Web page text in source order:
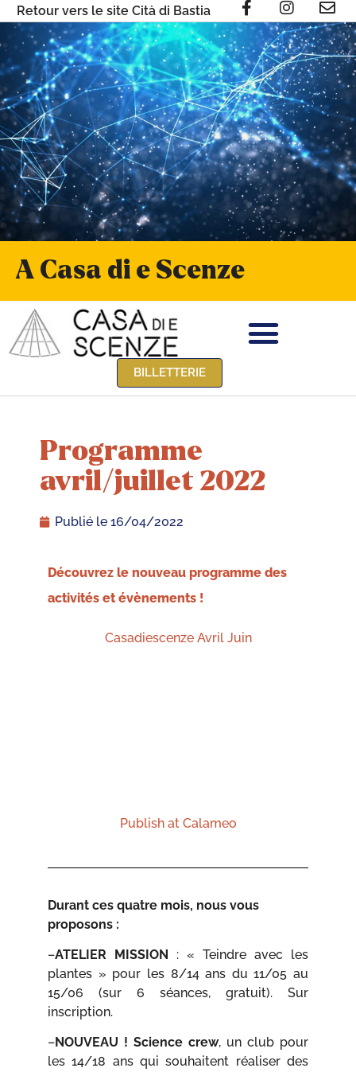
Retour vers le site Cità di Bastia
A Casa di e Scenze
BILLETTERIE
Programme
avril/juillet 2022
Publié le 16/04/2022
Découvrez le nouveau programme des
activités et évènements !
Casadiescenze Avril Juin
Publish at Calameo
Durant ces quatre mois, nous vous
proposons :
–ATELIER MISSION : « Teindre avec les
plantes » pour les 8/14 ans du 11/05 au
15/06 (sur 6 séances, gratuit). Sur
inscription.
–NOUVEAU ! Science crew, un club pour
les 14/18 ans qui souhaitent réaliser des